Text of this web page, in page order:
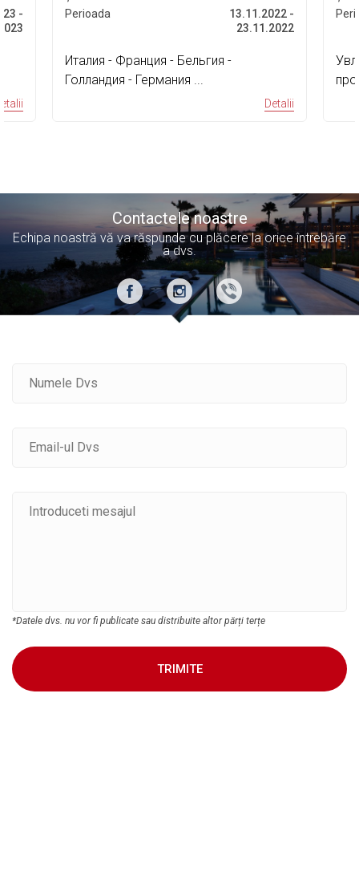
-
Perioada
13.11.2022 -
23.11.2022
Италия - Франция - Бельгия -
Голландия - Германия ...
Detalii
Contactele noastre
Echipa noastră vă va răspunde cu plăcere la orice întrebăre
a dvs.
*Datele dvs. nu vor fi publicate sau distribuite altor părți terțe
TRIMITE